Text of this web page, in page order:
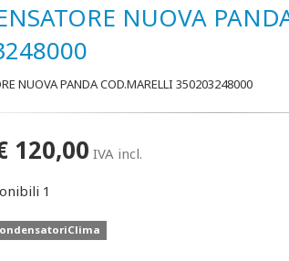
NUOVA
NUOVA PANDA COD.MARELLI 350203248000
120,00 IVA incl.
1